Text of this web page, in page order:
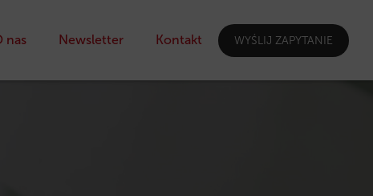
nas Newsletter Kontakt WYŚLIJ ZAPYTANIE